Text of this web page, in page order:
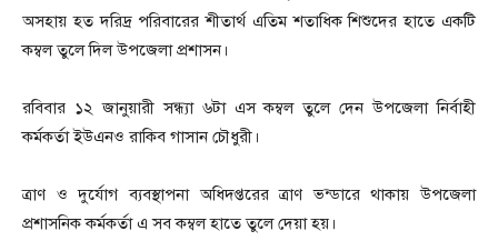
অসহায় হত দরিদ্র পরিবারের শীতার্থ এতিম শতাধিক শিশুদের হাতে একটি
কম্বল তুলে দিল উপজেলা প্রশাসন।
রবিবার ১২ জানুয়ারী সন্ধ্যা ৬টা এস কম্বল তুলে দেন উপজেলা নির্বাহী
কর্মকর্তা ইউএনও রাকিব গাসান চৌধুরী।
ত্রাণ ও দুর্যোগ ব্যবস্থাপনা অধিদপ্তরের ত্রাণ ভন্ডারে থাকায় উপজেলা
প্রশাসনিক কর্মকর্তা এ সব কম্বল হাতে তুলে দেয়া হয়।